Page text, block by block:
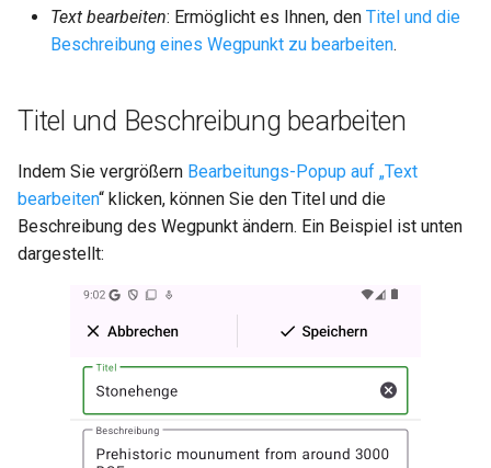
Text bearbeiten: Ermöglicht es Ihnen, den Titel und die
Beschreibung eines Wegpunkt zu bearbeiten.
Titel und Beschreibung bearbeiten
Indem Sie vergrößern Bearbeitungs-Popup auf „Text
bearbeiten“ klicken, können Sie den Titel und die
Beschreibung des Wegpunkt ändern. Ein Beispiel ist unten
dargestellt: